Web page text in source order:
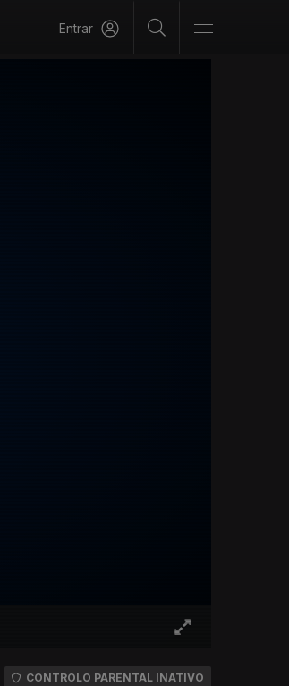
Entrar
CONTROLO PARENTAL INATIVO